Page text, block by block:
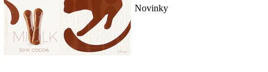
Novinky